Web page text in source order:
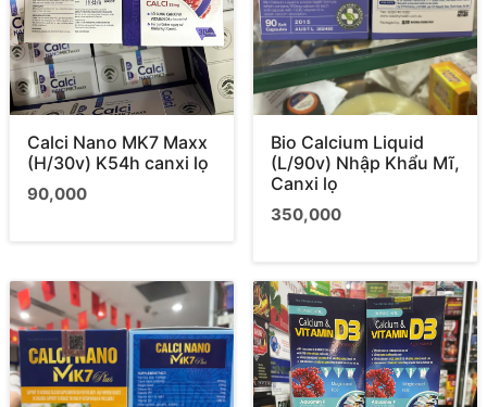
Calci Nano MK7 Maxx
(H/30v) K54h canxi lọ
90,000
Bio Calcium Liquid
(L/90v) Nhập Khẩu Mĩ,
Canxi lọ
350,000